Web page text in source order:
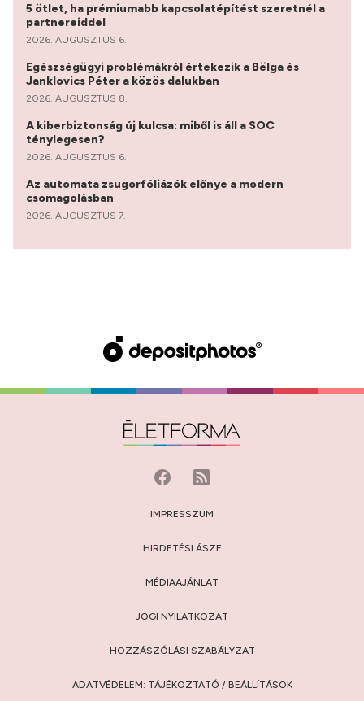
5 ötlet, ha prémiumabb kapcsolatépítést szeretnél a
partnereiddel
2026. AUGUSZTUS 6.
Egészségügyi problémákról értekezik a Bëlga és
Janklovics Péter a közös dalukban
2026. AUGUSZTUS 8.
A kiberbiztonság új kulcsa: miből is áll a SOC
ténylegesen?
2026. AUGUSZTUS 6.
Az automata zsugorfóliázók előnye a modern
csomagolásban
2026. AUGUSZTUS 7.
IMPRESSZUM
HIRDETÉSI ÁSZF
MÉDIAAJÁNLAT
JOGI NYILATKOZAT
HOZZÁSZÓLÁSI SZABÁLYZAT
ADATVÉDELEM: TÁJÉKOZTATÓ / BEÁLLÍTÁSOK